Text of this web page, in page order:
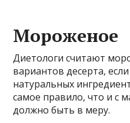
Мороженое
Диетологи считают
вариантов десерта,
натуральных
самое правило, что и с
должно быть в меру.